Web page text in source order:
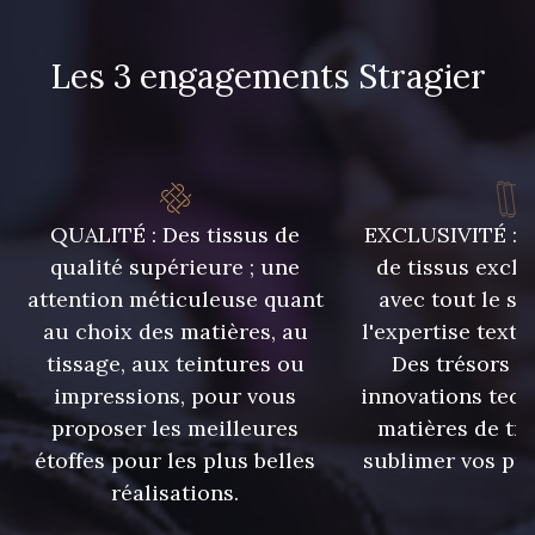
8339 - Grège 8579 - Grège taupé
9180 - Ciment
8561 - Vert de gris bruni 8524 - Brun Orme
5767 - Noisettes
8762 - Terre Brune 8777 - Rouille Brunie
8508 - Herbe séchée
Les 3 engagements Stragier
QUALITÉ : Des tissus de
qualité supérieure ; une
attention méticuleuse quant
au choix des matières, au
tissage, aux teintures ou
impressions, pour vous
proposer les meilleures
étoffes pour les plus belles
réalisations.
EXCLUSIVITÉ :
de tissus
avec tout le
l'expertise
Des trésors
innovations
matières de
sublimer vos